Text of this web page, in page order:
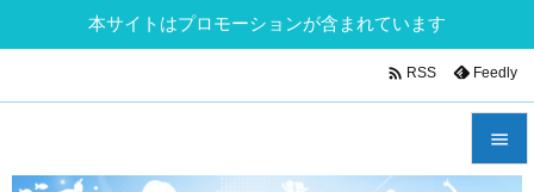
本サイトはプロモーションが含まれています

 RSS Feedly